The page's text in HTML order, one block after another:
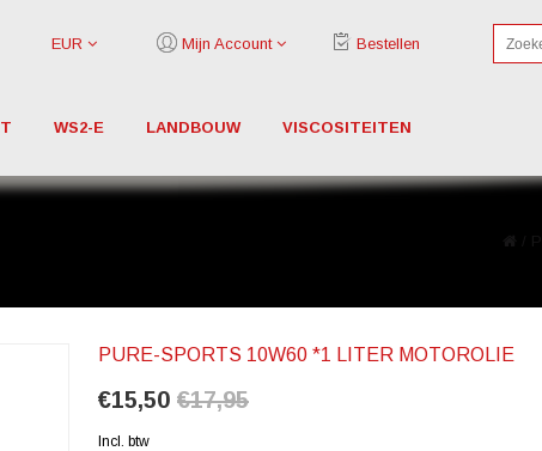
Mijn Account Bestellen
EUR
WS2-E LANDBOUW VISCOSITEITEN
PURE-SPORTS 10W60 *1 LITER MOTOROLIE
€15,50 €17,95
Incl. btw